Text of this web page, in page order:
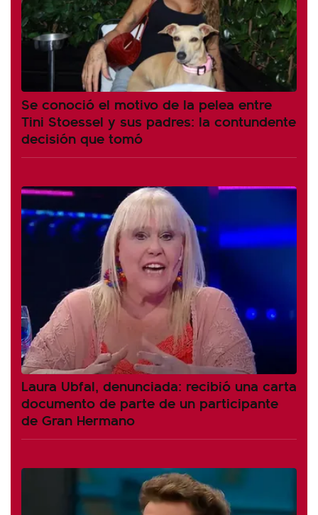
Se conoció el motivo de la pelea entre
Tini Stoessel y sus padres: la contundente
decisión que tomó
Laura Ubfal, denunciada: recibió una carta
documento de parte de un participante
de Gran Hermano